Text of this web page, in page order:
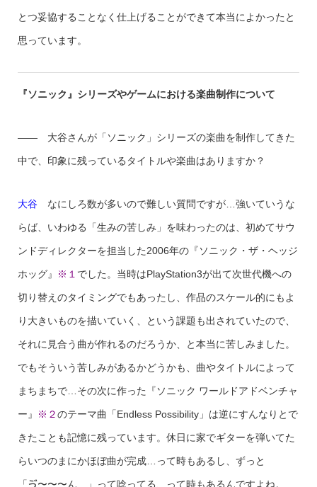
とつ妥協することなく仕上げることができて本当によかったと
思っています。
『ソニック』シリーズやゲームにおける楽曲制作について
—— 大谷さんが「ソニック」シリーズの楽曲を制作してきた
中で、印象に残っているタイトルや楽曲はありますか？
大谷なにしろ数が多いので難しい質問ですが…強いていうな
らば、いわゆる「生みの苦しみ」を味わったのは、初めてサウ
ンドディレクターを担当した2006年の『ソニック・ザ・ヘッジ
ホッグ』 ※１ でした。当時はPlayStation3が出て次世代機への
切り替えのタイミングでもあったし、作品のスケール的にもよ
り大きいものを描いていく、という課題も出されていたので、
それに見合う曲が作れるのだろうか、と本当に苦しみました。
でもそういう苦しみがあるかどうかも、曲やタイトルによって
まちまちで…その次に作った『ソニック ワールドアドベンチャ
ー』 ※２のテーマ曲「Endless Possibility」は逆にすんなりとで
きたことも記憶に残っています。休日に家でギターを弾いてた
らいつのまにかほぼ曲が完成…って時もあるし、ずっと
「ゔ〜〜〜ん…」って唸ってる、って時もあるんですよね。